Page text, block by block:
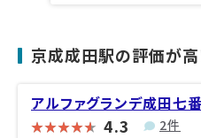
京成成田駅の評価が
アルファグランデ成田七
4.3 2件